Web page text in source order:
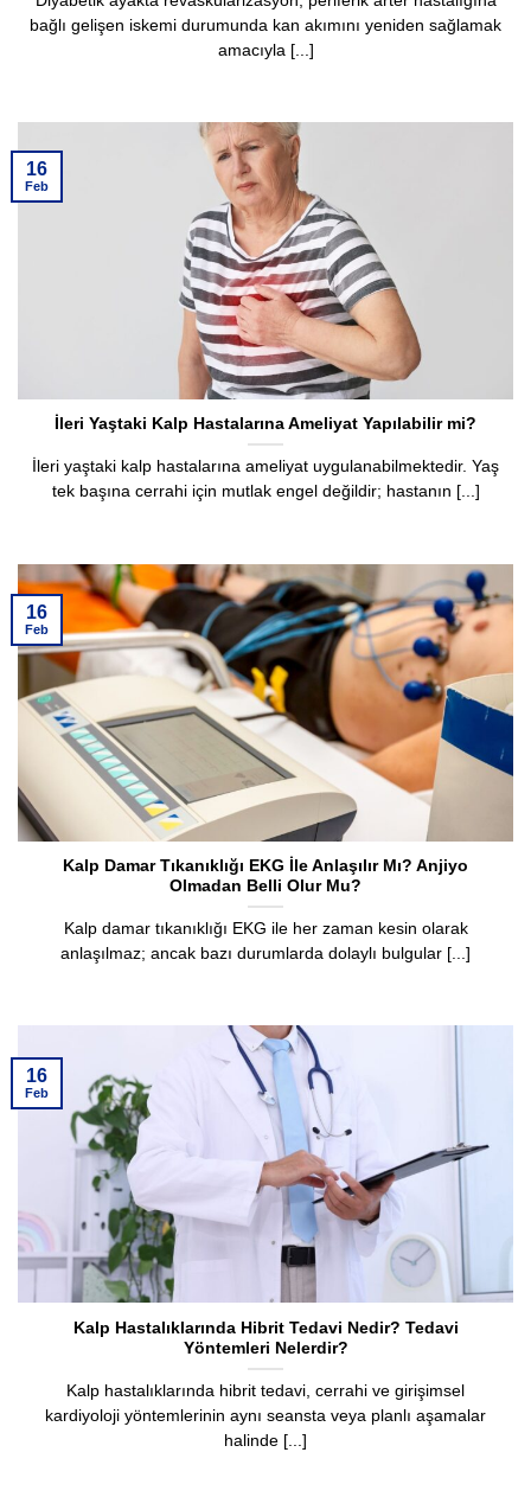
bağlı gelişen iskemi durumunda kan akımını yeniden sağlamak
amacıyla [...]
İleri Yaştaki Kalp Hastalarına Ameliyat Yapılabilir mi?
İleri yaştaki kalp hastalarına ameliyat uygulanabilmektedir. Yaş
tek başına cerrahi için mutlak engel değildir; hastanın [...]
16
Feb
Kalp Damar Tıkanıklığı EKG İle Anlaşılır Mı? Anjiyo
Olmadan Belli Olur Mu?
Kalp damar tıkanıklığı EKG ile her zaman kesin olarak
anlaşılmaz; ancak bazı durumlarda dolaylı bulgular [...]
16
Feb
Kalp Hastalıklarında Hibrit Tedavi Nedir? Tedavi
Yöntemleri Nelerdir?
Kalp hastalıklarında hibrit tedavi, cerrahi ve girişimsel
kardiyoloji yöntemlerinin aynı seansta veya planlı aşamalar
halinde [...]
16
Feb